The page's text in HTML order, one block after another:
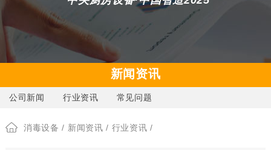
新闻资讯
公司新闻 行业资讯 常见问题
消毒设备 / 新闻资讯 / 行业资讯 /